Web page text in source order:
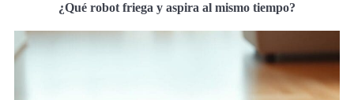
¿Qué robot friega y aspira al mismo tiempo?